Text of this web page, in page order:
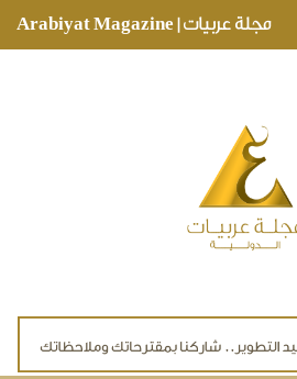
مجلة عربيات | Arabiyat Magazine